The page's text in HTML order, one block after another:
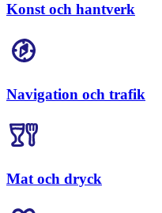
Konst och hantverk
Navigation och trafik
Mat och dryck